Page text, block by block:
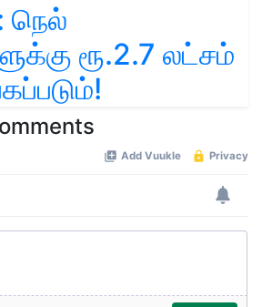
நெல்
ரூ.2.7 லட்சம்